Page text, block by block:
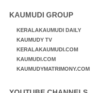
KAUMUDI GROUP
KERALAKAUMUDI DAILY
KAUMUDY TV
KERALAKAUMUDI.COM
KAUMUDI.COM
KAUMUDYMATRIMONY.COM